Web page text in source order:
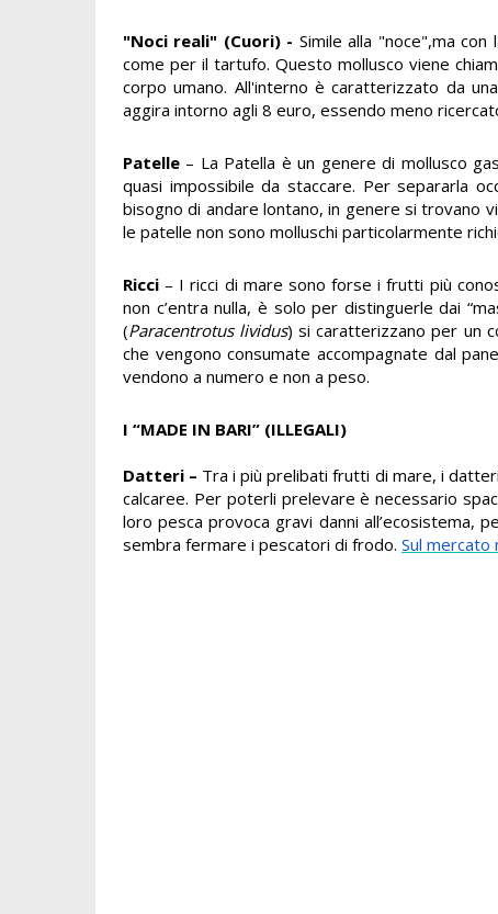
"Noci reali" (Cuori) - Simile alla "noce",ma
come per il tartufo. Questo mollusco viene
corpo umano. All'interno è caratterizzato da
aggira intorno agli 8 euro, essendo meno
Patelle – La Patella è un genere di mollusco
quasi impossibile da staccare. Per separarla
bisogno di andare lontano, in genere si trovano
le patelle non sono molluschi particolarmente
Ricci – I ricci di mare sono forse i frutti più
non c’entra nulla, è solo per distinguerle dai
(Paracentrotus lividus) si caratterizzano per un
che vengono consumate accompagnate dal
vendono a numero e non a peso.
I “MADE IN BARI” (ILLEGALI)
Datteri – Tra i più prelibati frutti di mare, i
calcaree. Per poterli prelevare è necessario
loro pesca provoca gravi danni all’ecosistema,
sembra fermare i pescatori di frodo. Sul mercato